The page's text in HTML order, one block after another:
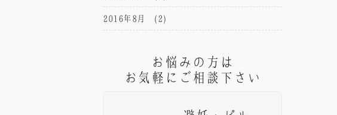
2016年8月 (2)
お悩みの方は
お気軽にご相談下さい